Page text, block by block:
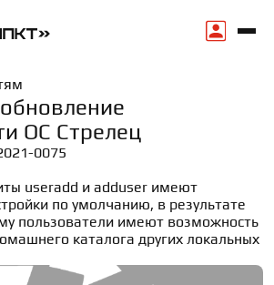
ОС Стрелец
0075
useradd и adduser имеют
по умолчанию, в результате
пользователи имеют возможность
каталога других локальных